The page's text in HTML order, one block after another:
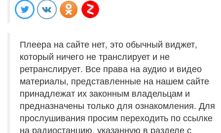
Плеера на сайте нет, это обычный виджет,
который ничего не транслирует и не
ретранслирует. Все права на аудио и видео
материалы, представленные на нашем сайте
принадлежат их законным владельцам и
предназначены только для ознакомления. Для
прослушивания просим переходить по ссылке
на радиостанцию, указанную в разделе с